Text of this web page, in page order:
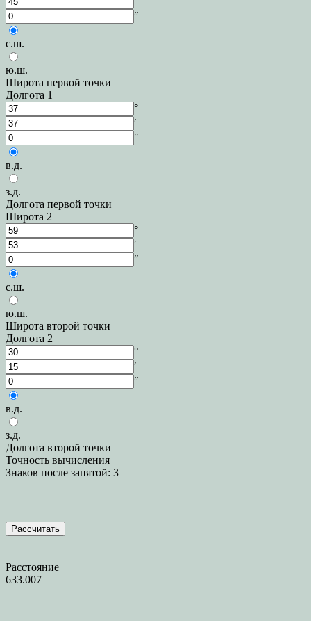
″
с.ш.
ю.ш.
Широта первой точки
Долгота 1
°
′
″
в.д.
з.д.
Долгота первой точки
Широта 2
°
′
″
с.ш.
ю.ш.
Широта второй точки
Долгота 2
°
′
″
в.д.
з.д.
Долгота второй точки
Точность вычисления
Знаков после запятой: 3
Рассчитать
Расстояние
633.007